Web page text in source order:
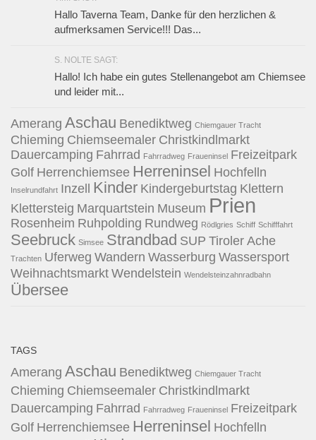
Hallo Taverna Team, Danke für den herzlichen &
aufmerksamen Service!!! Das...
S. NOLTE SAGT:
Hallo! Ich habe ein gutes Stellenangebot am Chiemsee
und leider mit...
Amerang Aschau Benediktweg Chiemgauer Tracht
Chieming Chiemseemaler Christkindlmarkt
Dauercamping Fahrrad Fahrradweg Fraueninsel Freizeitpark
Golf Herrenchiemsee Herreninsel Hochfelln
Inselrundfahrt Inzell Kinder Kindergeburtstag Klettern
Klettersteig Marquartstein Museum Prien
Rosenheim Ruhpolding Rundweg Rödlgries Schiff Schifffahrt
Seebruck Simsee Strandbad SUP Tiroler Ache
Trachten Uferweg Wandern Wasserburg Wassersport
Weihnachtsmarkt Wendelstein Wendelsteinzahnradbahn
Übersee
TAGS
Amerang Aschau Benediktweg Chiemgauer Tracht
Chieming Chiemseemaler Christkindlmarkt
Dauercamping Fahrrad Fahrradweg Fraueninsel Freizeitpark
Golf Herrenchiemsee Herreninsel Hochfelln